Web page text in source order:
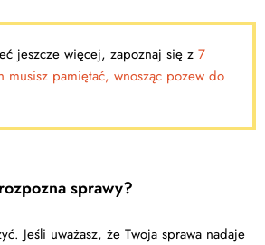
jeszcze więcej, zapoznaj się z 7
musisz pamiętać, wnosząc pozew do
sprawy?
Jeśli uważasz, że Twoja sprawa nadaje